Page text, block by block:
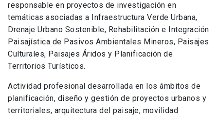
responsable en proyectos de investigación en
temáticas asociadas a Infraestructura Verde Urbana,
Drenaje Urbano Sostenible, Rehabilitación e Integración
Paisajística de Pasivos Ambientales Mineros, Paisajes
Culturales, Paisajes Áridos y Planificación de
Territorios Turísticos.
Actividad profesional desarrollada en los ámbitos de
planificación, diseño y gestión de proyectos urbanos y
territoriales, arquitectura del paisaje, movilidad